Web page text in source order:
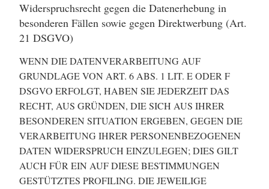
Widerspruchsrecht gegen die Datenerhebung in
besonderen Fällen sowie gegen Direktwerbung (Art.
21 DSGVO)
WENN DIE DATENVERARBEITUNG AUF
GRUNDLAGE VON ART. 6 ABS. 1 LIT. E ODER F
DSGVO ERFOLGT, HABEN SIE JEDERZEIT DAS
RECHT, AUS GRÜNDEN, DIE SICH AUS IHRER
BESONDEREN SITUATION ERGEBEN, GEGEN DIE
VERARBEITUNG IHRER PERSONENBEZOGENEN
DATEN WIDERSPRUCH EINZULEGEN; DIES GILT
AUCH FÜR EIN AUF DIESE BESTIMMUNGEN
GESTÜTZTES PROFILING. DIE JEWEILIGE